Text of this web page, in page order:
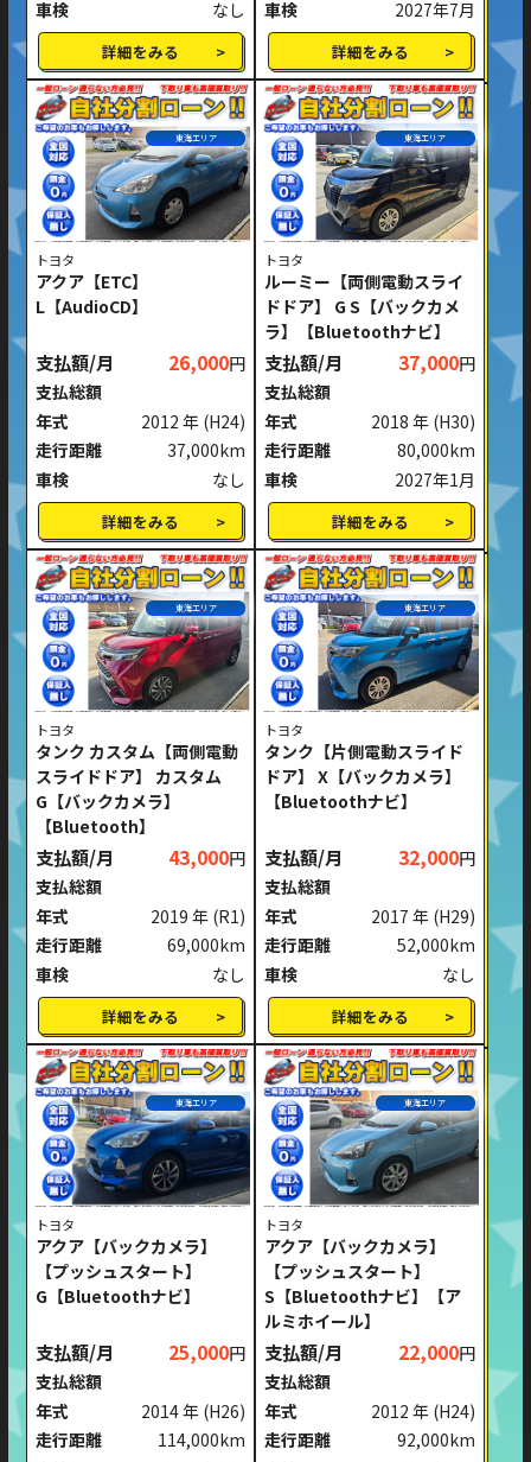
車検 なし
詳細をみる
車検 2027年7月
詳細をみる
東海エリア
トヨタ
アクア【ETC】
L【AudioCD】
支払額/月 26,000円
支払総額
年式
2012 年 (H24)
走行距離
37,000km
車検
なし
詳細をみる
東海エリア
トヨタ
ルーミー【両側電動スライ
ドドア】 G S【バックカメ
ラ】【Bluetoothナビ】
支払額/月 37,000円
支払総額
年式
2018 年 (H30)
走行距離
80,000km
車検
2027年1月
詳細をみる
東海エリア
トヨタ
タンク カスタム【両側電動
スライドドア】 カスタム
G【バックカメラ】
【Bluetooth】
支払額/月 43,000円
支払総額
年式
2019 年 (R1)
走行距離
69,000km
車検
なし
詳細をみる
東海エリア
トヨタ
タンク【片側電動スライド
ドア】 X【バックカメラ】
【Bluetoothナビ】
支払額/月 32,000円
支払総額
年式
2017 年 (H29)
走行距離
52,000km
車検
なし
詳細をみる
東海エリア
トヨタ
アクア【バックカメラ】
【プッシュスタート】
G【Bluetoothナビ】
支払額/月 25,000円
支払総額
年式
2014 年 (H26)
走行距離
114,000km
東海エリア
トヨタ
アクア【バックカメラ】
【プッシュスタート】
S【Bluetoothナビ】【ア
ルミホイール】
支払額/月 22,000円
支払総額
年式
2012 年 (H24)
走行距離
92,000km